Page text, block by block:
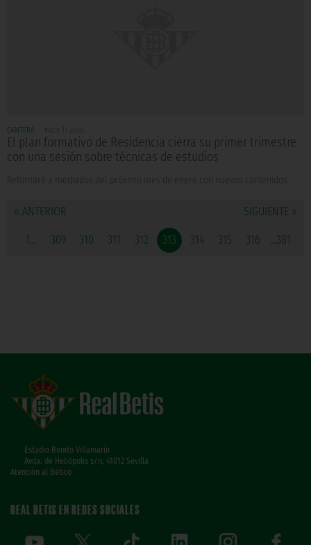
CANTERA
El plan formativo de Residencia cierra su primer trimestre
con una sesión sobre técnicas de estudios
Retornará a mediados del próximo mes de enero con nuevos contenidos
« ANTERIOR SIGUIENTE »
1... 309 310 311 312 313 314 315 316 ...381
Estadio Benito Villamarín
Avda. de Heliópolis s/n, 41012 Sevilla
Atención al Bético
REAL BETIS EN REDES SOCIALES